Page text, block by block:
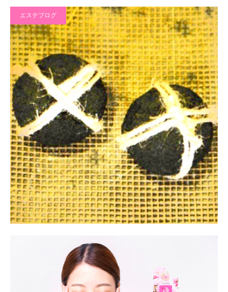
エステブログ